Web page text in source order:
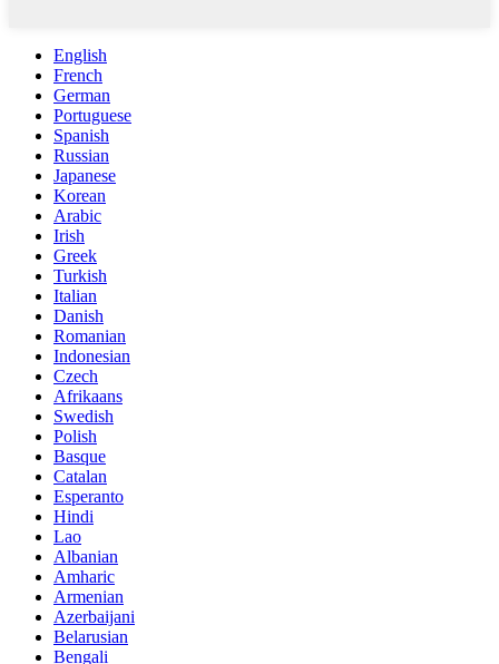
English
French
German
Portuguese
Spanish
Russian
Japanese
Korean
Arabic
Irish
Greek
Turkish
Italian
Danish
Romanian
Indonesian
Czech
Afrikaans
Swedish
Polish
Basque
Catalan
Esperanto
Hindi
Lao
Albanian
Amharic
Armenian
Azerbaijani
Belarusian
Bengali